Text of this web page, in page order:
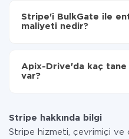
aktarılacaktır.
olarak, 10-15 dakika sürer.
Stripe'i BulkGate ile
maliyeti nedir?
Hizmetimiz aracılığıyla
diğerine aktarılan veri
Apix-Drive'da kaç tane
var?
Stripe hakkında bilgi
Stripe hizmeti, çevrimiçi ve